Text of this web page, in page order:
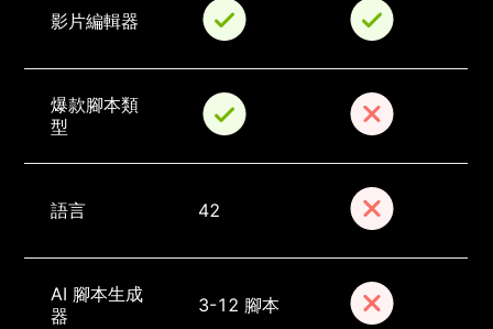
影片編輯器
爆款腳本類
型
語言 42
AI 腳本生成
器
3-12 腳本